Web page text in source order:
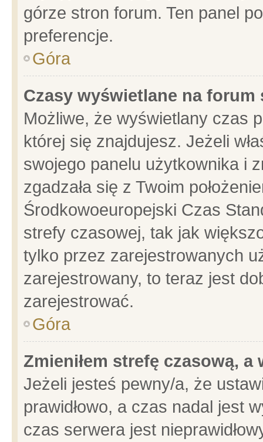
górze stron forum. Ten panel
preferencje.
Góra
Czasy wyświetlane na forum
Możliwe, że wyświetlany czas
której się znajdujesz. Jeżeli
swojego panelu użytkownika i
zgadzała się z Twoim
Środkowoeuropejski Czas
strefy czasowej, tak jak
tylko przez zarejestrowanych
zarejestrowany, to teraz jest
zarejestrować.
Góra
Zmieniłem strefę czasową,
Jeżeli jesteś pewny/a, że
prawidłowo, a czas nadal jest
czas serwera jest